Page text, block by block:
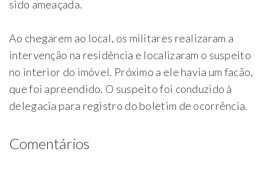
sido ameaçada.
Ao chegarem ao local, os militares realizaram a
intervenção na residência e localizaram o suspeito
no interior do imóvel. Próximo a ele havia um facão,
que foi apreendido. O suspeito foi conduzido à
delegacia para registro do boletim de ocorrência.
Comentários